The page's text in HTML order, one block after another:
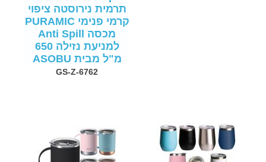
תרמית נירוסטה ציפוי
קרמי פנימי PURAMIC
מכסה Anti Spill
למניעת נזילה 650
מ"ל מבית ASOBU
GS-Z-6762